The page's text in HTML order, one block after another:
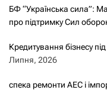
БФ “Українська сила”:
про підтримку Сил
Кредитування бізнесу
Липня, 2026
спека ремонти АЕС і